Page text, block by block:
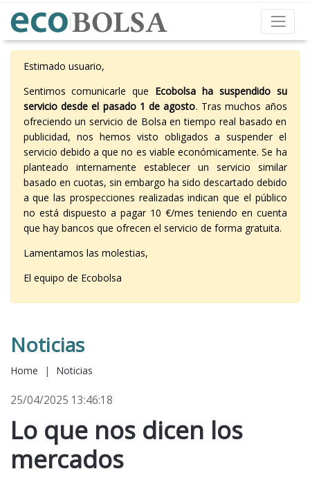
Estimado usuario,
Sentimos comunicarle que Ecobolsa ha suspendido su
servicio desde el pasado 1 de agosto. Tras muchos años
ofreciendo un servicio de Bolsa en tiempo real basado en
publicidad, nos hemos visto obligados a suspender el
servicio debido a que no es viable económicamente. Se ha
planteado internamente establecer un servicio similar
basado en cuotas, sin embargo ha sido descartado debido
a que las prospecciones realizadas indican que el público
no está dispuesto a pagar 10 €/mes teniendo en cuenta
que hay bancos que ofrecen el servicio de forma gratuita.
Lamentamos las molestias,
El equipo de Ecobolsa
Noticias
Home | Noticias
25/04/2025 13:46:18
Lo que nos dicen los
mercados